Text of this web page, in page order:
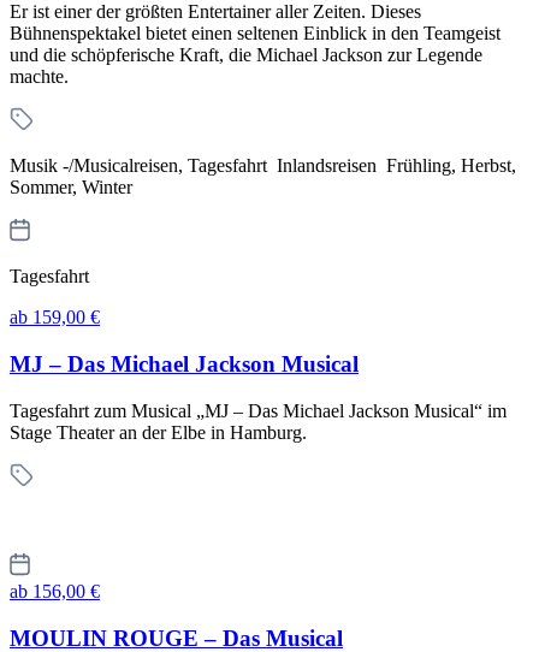
Er ist einer der größten Entertainer aller Zeiten. Dieses
Bühnenspektakel bietet einen seltenen Einblick in den Teamgeist
und die schöpferische Kraft, die Michael Jackson zur Legende
machte.
Musik -/Musicalreisen, Tagesfahrt Inlandsreisen Frühling, Herbst,
Sommer, Winter
Tagesfahrt
ab 159,00 €
MJ – Das Michael Jackson Musical
Tagesfahrt zum Musical „MJ – Das Michael Jackson Musical“ im
Stage Theater an der Elbe in Hamburg.
ab 156,00 €
MOULIN ROUGE – Das Musical